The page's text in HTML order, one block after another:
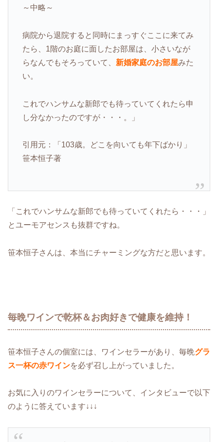
～中略～
病院から退院すると同時にまっすぐここに来てみ
たら、1階のお庭に面したお部屋は、小さいなが
らなんでもそろっていて、 新婚家庭のお部屋みた
い。
これでハンサムな新郎でも待っていてくれたら申
し分なかったのですが・・・。」
引用元：「103歳。どこを向いても年下ばかり」
笹本恒子著
「これでハンサムな新郎でも待っていてくれたら・・・」
とユーモアセンスも抜群ですね。
笹本恒子さんは、本当にチャーミングな方だと思います。
毎晩ワインで乾杯＆お肉好きで健康を維持！
笹本恒子さんの個室には、ワインセラーがあり、毎晩グラ
ス一杯の赤ワインを必ず召し上がっていました。
お気に入りのワインセラーについて、インタビューで以下
のように答えています↓↓↓